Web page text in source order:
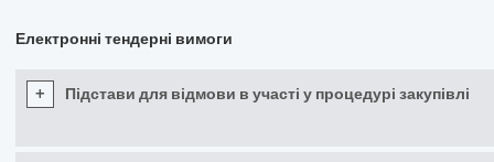
Електронні тендерні вимоги
+ Підстави для відмови в участі у процедурі закупівлі